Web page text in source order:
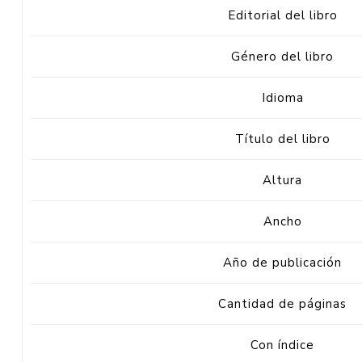
Editorial del libro
Género del libro
Idioma
Título del libro
Altura
Ancho
Año de publicación
Cantidad de páginas
Con índice